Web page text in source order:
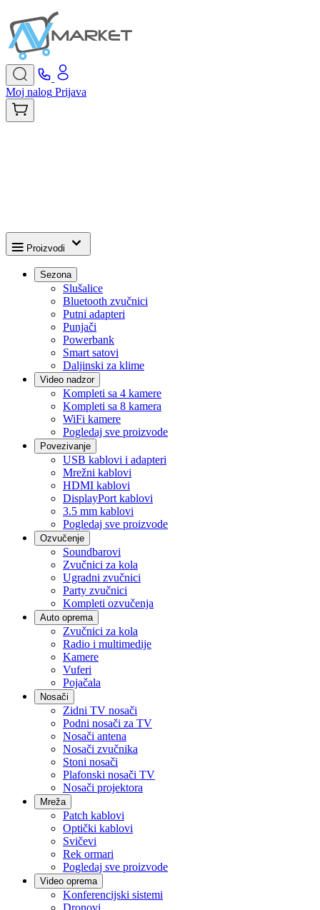
Moj nalog Prijava
Proizvodi
Sezona
Slušalice
Bluetooth zvučnici
Putni adapteri
Punjači
Powerbank
Smart satovi
Daljinski za klime
Video nadzor
Kompleti sa 4 kamere
Kompleti sa 8 kamera
WiFi kamere
Pogledaj sve proizvode
Povezivanje
USB kablovi i adapteri
Mrežni kablovi
HDMI kablovi
DisplayPort kablovi
3.5 mm kablovi
Pogledaj sve proizvode
Ozvučenje
Soundbarovi
Zvučnici za kola
Ugradni zvučnici
Party zvučnici
Kompleti ozvučenja
Auto oprema
Zvučnici za kola
Radio i multimedije
Kamere
Vuferi
Pojačala
Nosači
Zidni TV nosači
Podni nosači za TV
Nosači antena
Nosači zvučnika
Stoni nosači
Plafonski nosači TV
Nosači projektora
Mreža
Patch kablovi
Optički kablovi
Svičevi
Rek ormari
Pogledaj sve proizvode
Video oprema
Konferencijski sistemi
Dronovi